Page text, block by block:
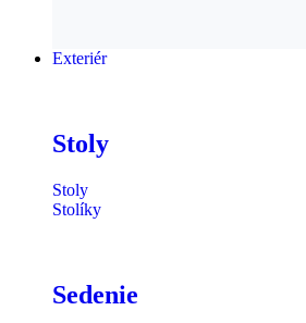
Exteriér
Stoly
Stoly
Stolíky
Sedenie